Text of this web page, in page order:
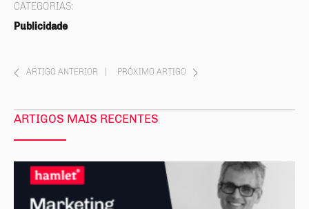
CATEGORIAS:
Publicidade
ARTIGO ANTERIOR PRÓXIMO ARTIGO
ARTIGOS MAIS RECENTES